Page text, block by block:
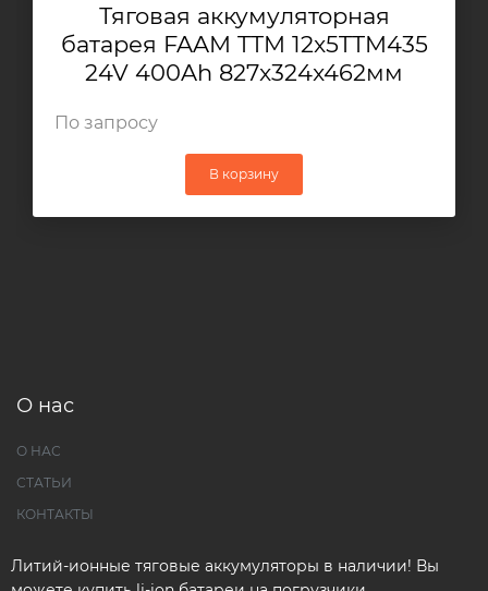
Тяговая аккумуляторная
батарея FAAM TTM 12x5TTM435
24V 400Ah 827x324x462мм
По запросу
В корзину
О нас
О НАС
СТАТЬИ
КОНТАКТЫ
Литий-ионные тяговые аккумуляторы в наличии! Вы